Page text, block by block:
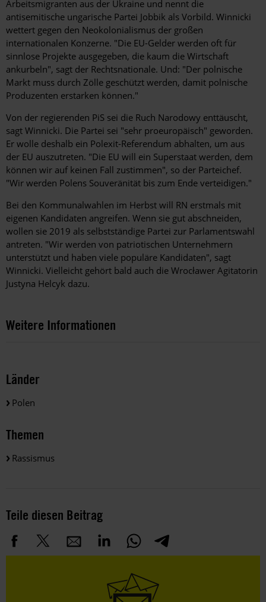
Arbeitsmigranten aus der Ukraine und nennt die
antisemitische ungarische Partei Jobbik als Vorbild. Winnicki
wettert gegen den Neokolonialismus der großen
internationalen Konzerne. "Die EU-Gelder werden oft für
sinnlose Projekte ausgegeben, die kaum die Wirtschaft
ankurbeln", sagt der Rechtsnationale. Und: "Der polnische
Markt muss durch Zölle geschützt werden, damit polnische
Produzenten erstarken können."
Von der regierenden PiS sei die Ruch Narodowy enttäuscht,
sagt Winnicki. Die Partei sei "sehr proeuropäisch" geworden.
Er wolle deshalb ein Polexit-Referendum abhalten, um aus
der EU auszutreten. "Die EU will ein Superstaat werden, dem
können wir auf keinen Fall zustimmen", so der Parteichef.
"Wir werden Polens Souveränität bis zum Ende verteidigen."
Bei den Kommunalwahlen im Herbst will RN erstmals mit
eigenen Kandidaten angreifen. Wenn sie gut abschneiden,
wollen sie 2019 als selbstständige Partei zur Parlamentswahl
antreten. "Wir werden von patriotischen Unternehmern
unterstützt und haben viele populäre Kandidaten", sagt
Winnicki. Vielleicht gehört bald auch die Wrocławer Agitatorin
Justyna Helcyk dazu.
Weitere Informationen
Länder
Polen
Themen
Rassismus
Teile diesen Beitrag